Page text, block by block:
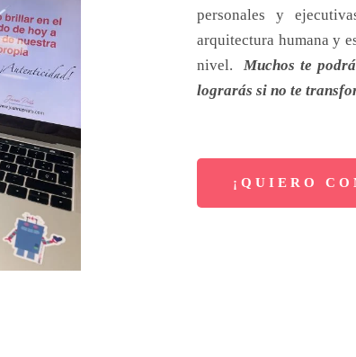
personales y
arquitectura humana y
nivel. Muchos te
lograrás si no te
¡QUIERO